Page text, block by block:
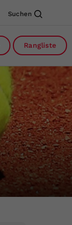
Suchen
Rangliste